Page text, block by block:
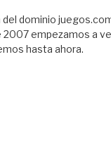
dominio
2007 empezamos a
hasta ahora.